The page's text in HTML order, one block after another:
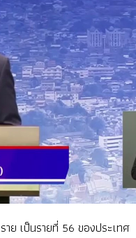
ย เป็นรายที่ 56 ของประเทศ